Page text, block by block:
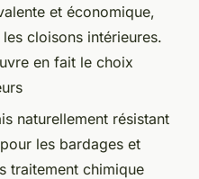
et économique,
cloisons intérieures.
en fait le choix
naturellement résistant
les bardages et
traitement chimique